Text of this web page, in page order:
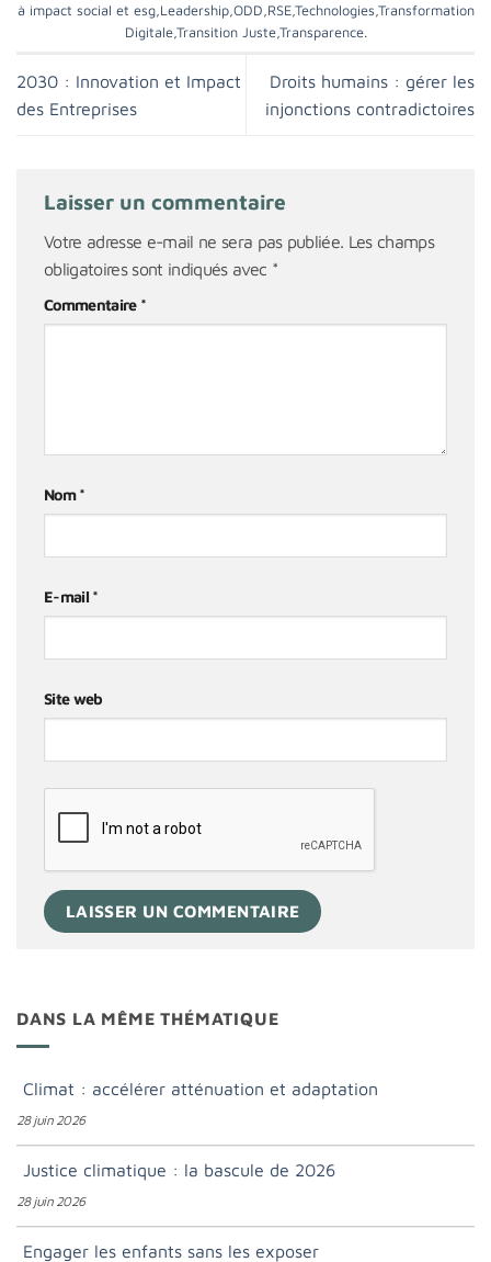
à impact social et esg, Leadership, ODD RSE, Technologies Transformation
Digitale, Transition Juste, Transparence.
2030 : Innovation et Impact
des Entreprises
Droits humains : gérer les
injonctions contradictoires
Laisser un commentaire
Votre adresse e-mail ne sera pas publiée. Les champs
obligatoires sont indiqués avec *
Commentaire *
Nom*
E-mail *
Site web
DANS LA MÊME THÉMATIQUE
Climat : accélérer atténuation et adaptation
28 juin 2026
Justice climatique : la bascule de 2026
28 juin 2026
Engager les enfants sans les exposer